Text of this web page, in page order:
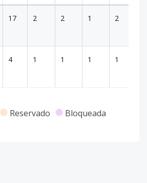
17 2 2 1 2
4 1 1 1 1
Reservado Bloqueada